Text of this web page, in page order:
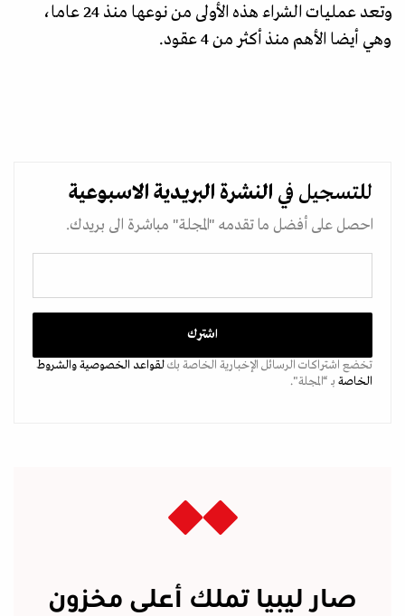
وتعد عمليات الشراء هذه الأولى من نوعها منذ 24 عاما،
وهي أيضا الأهم منذ أكثر من 4 عقود.
للتسجيل في النشرة البريدية الاسبوعية
احصل على أفضل ما تقدمه "المجلة" مباشرة الى بريدك.
تخضع اشتراكات الرسائل الإخبارية الخاصة بكلقواعد الخصوصيةوالشروط
الخاصة بـ “المجلة".
صار ليبيا تملك أعلى مخزون